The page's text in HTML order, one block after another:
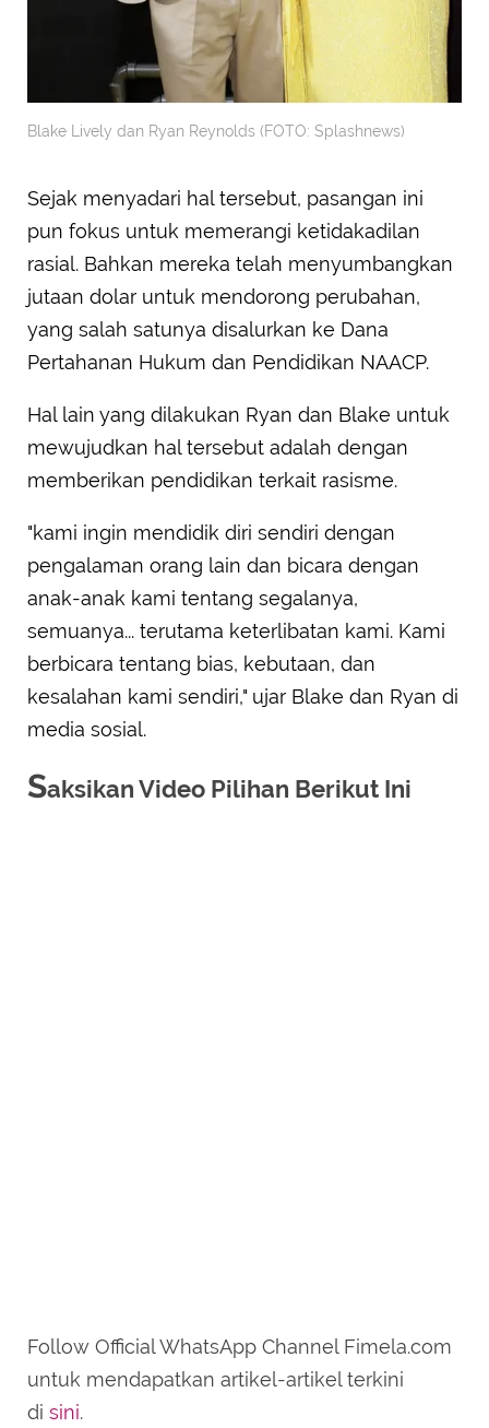
Blake Lively dan Ryan Reynolds (FOTO: Splashnews)
Sejak menyadari hal tersebut, pasangan ini
pun fokus untuk memerangi ketidakadilan
rasial. Bahkan mereka telah menyumbangkan
jutaan dolar untuk mendorong perubahan,
yang salah satunya disalurkan ke Dana
Pertahanan Hukum dan Pendidikan NAACP.
Hal lain yang dilakukan Ryan dan Blake untuk
mewujudkan hal tersebut adalah dengan
memberikan pendidikan terkait rasisme.
"kami ingin mendidik diri sendiri dengan
pengalaman orang lain dan bicara dengan
anak-anak kami tentang segalanya,
semuanya... terutama keterlibatan kami. Kami
berbicara tentang bias, kebutaan, dan
kesalahan kami sendiri," ujar Blake dan Ryan di
media sosial.
Saksikan Video Pilihan Berikut Ini
Follow Official WhatsApp Channel Fimela.com
untuk mendapatkan artikel-artikel terkini
di sini.